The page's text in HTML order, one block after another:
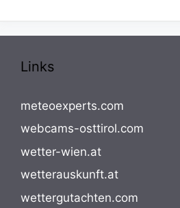
Links
meteoexperts.com
webcams-osttirol.com
wetter-wien.at
wetterauskunft.at
wettergutachten.com